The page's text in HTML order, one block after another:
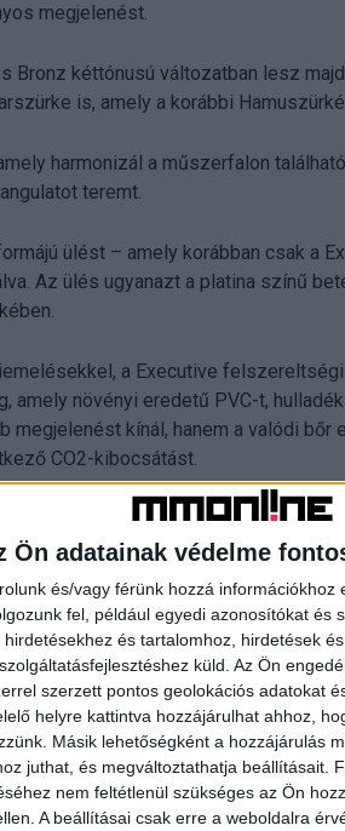
Ön adatainak védelme
és/vagy férünk hozzá
fel, például egyedi azonosítókat és
és tartalomhoz, hirdetések
küld. Az Ön
szerzett pontos geolokációs adatokat
helyre kattintva hozzájárulhat ahhoz,
Másik lehetőségként a hozzájárulás
juthat, és megváltoztathatja beállításait.
nem feltétlenül szükséges az Ön
A beállításai csak erre a weboldalra
megjelenést.
Bronz kéttónusú változatban lesz
is, amely a korábbi
harmonizál a műszerfalon
teremt.
ülést – amely korábban csak a
Az ülés ugyanazt a platina színű
a Executive
amely növényi eredetű PVC-t,
kínál, hanem a valódi bőr
CO2-kibocsátást.
a vezeték nélküli töltő
is jár. Az összes
inspirált Yaris Cross GR SPORT
élvezetesebb vezetési élmény
kezdődik, amely exkluzív
sportos kiállást, amit az egyedi,